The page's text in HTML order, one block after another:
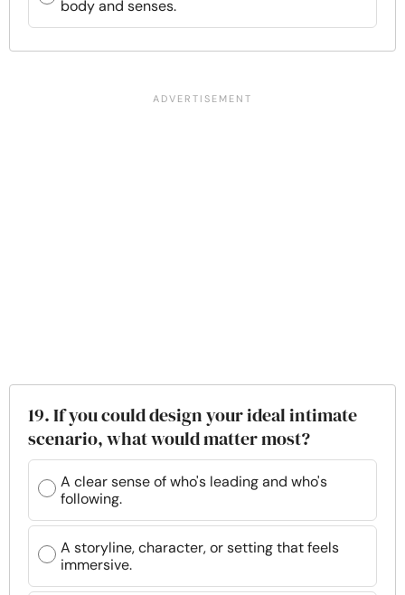
body and senses.
19. If you could design your ideal intimate
scenario, what would matter most?
A clear sense of who's leading and who's
following.
A storyline, character, or setting that feels
immersive.